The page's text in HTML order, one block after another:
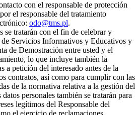
con el responsable de protección
el responsable del tratamiento
odo@tms.pl.
se tratarán con el fin de celebrar y
Servicios Informativos y Educativos y
de Demostración entre usted y el
lo que incluye también la
a petición del interesado antes de la
contratos, así como para cumplir con las
de la normativa relativa a la gestión del
personales también se tratarán para
legítimos del Responsable del
el ejercicio de reclamaciones